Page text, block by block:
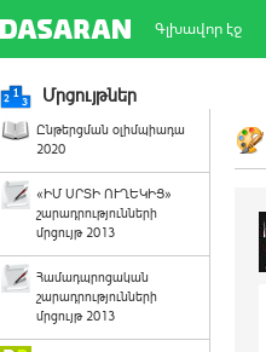
Գլխավոր էջ
Մրցույթներ
Ընթերցման օլիմպիադա
2020
«ԻՄ ՍՐՏԻ ՈՒՂԵԿԻՑ»
շարադրությունների
մրցույթ 2013
Համադպրոցական
շարադրությունների
մրցույթ 2013